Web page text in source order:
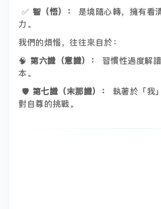
✅ 智（悟）：
是境隨心轉，擁有看
力。
我們的煩惱，往往來自於：
🧠 第六識（意識）：
習慣性過度解
本。
🛡️ 第七識（末那識）：
執著於「我
對自尊的挑戰。